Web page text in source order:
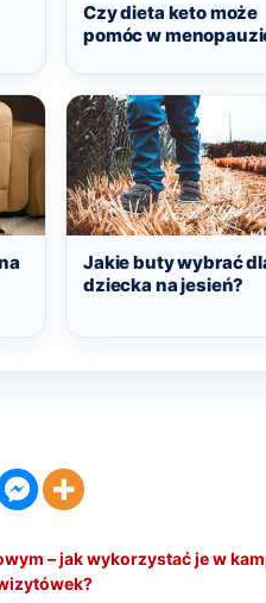
Czy dieta keto może
pomóc w
Jakie buty wybrać
dziecka na jesień?
– jak wykorzystać je w